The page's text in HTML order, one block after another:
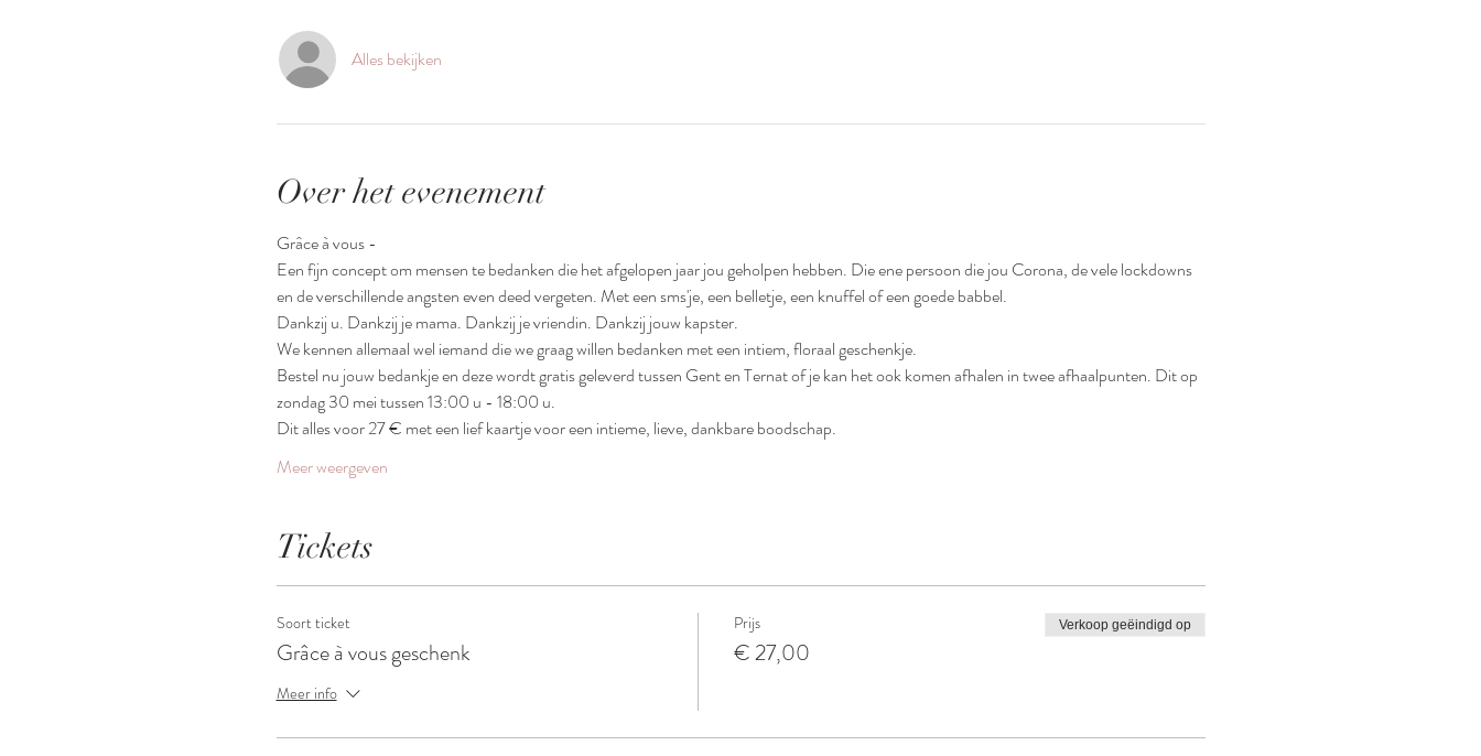
Alles bekijken
Over het evenement
Grâce à vous -
Een fijn concept om mensen te bedanken die het afgelopen jaar jou geholpen hebben. Die ene persoon die jou Corona, de vele lockdowns
en de verschillende angsten even deed vergeten. Met een sms'je, een belletje, een knuffel of een goede babbel.
Dankzij u. Dankzij je mama. Dankzij je vriendin. Dankzij jouw kapster.
We kennen allemaal wel iemand die we graag willen bedanken met een intiem, floraal geschenkje.
Bestel nu jouw bedankje en deze wordt gratis geleverd tussen Gent en Ternat of je kan het ook komen afhalen in twee afhaalpunten. Dit op
zondag 30 mei tussen 13:00 u - 18:00 u.
Dit alles voor 27 € met een lief kaartje voor een intieme, lieve, dankbare boodschap.
Meer weergeven
Tickets
Soort ticket
Grâce à vous geschenk
Meer info
Prijs
€ 27,00
Verkoop geëindigd op